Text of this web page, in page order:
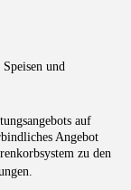
und
auf
Angebot
zu den